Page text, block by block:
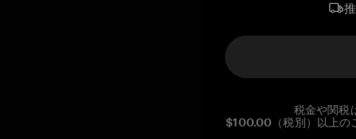
税金や関税
$100.00（税別）以上の